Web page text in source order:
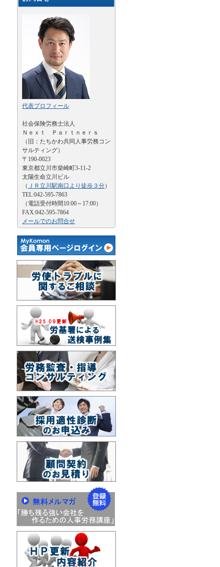
代表プロフィール
社会保険労務士法人
Ｎｅｘｔ Ｐａｒｔｎｅｒｓ
（旧：たちかわ共同人事労務コン
サルティング）
〒190-0023
東京都立川市柴崎町3-11-2
太陽生命立川ビル
（ ＪＲ立川駅南口より徒歩３分）
TEL:042-595-7863
（電話受付時間10:00～17:00）
FAX:042-595-7864
メールでのお問合せ